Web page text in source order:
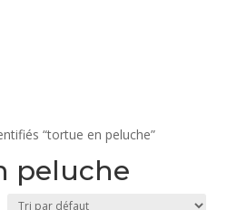
“tortue en peluche”
peluche